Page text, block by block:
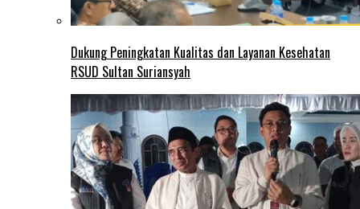
Dukung Peningkatan Kualitas dan Layanan Kesehatan
RSUD Sultan Suriansyah